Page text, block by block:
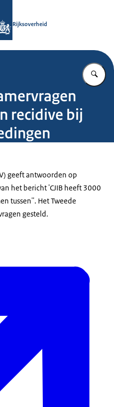
Rijksoverheid
recidive bij
geeft antwoorden op
het bericht 'CJIB heeft 3000
tussen''. Het Tweede
gesteld.